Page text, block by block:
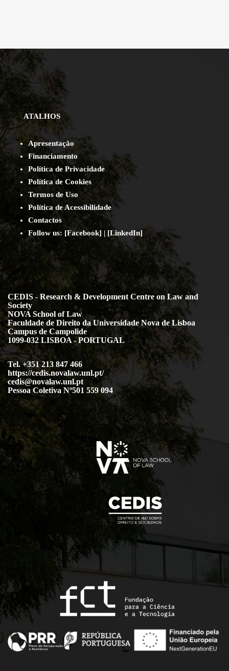
ATALHOS
Apresentação
Financiamento
Política de Privacidade
Política de Cookies
Termos de Uso
Política de Acessibilidade
Contactos
Follow us: [Facebook] | [LinkedIn]
CEDIS - Research & Development Centre on Law and
Society
NOVA School of Law
Faculdade de Direito da Universidade Nova de Lisboa
Campus de Campolide
1099-032 LISBOA - PORTUGAL
Tel. +351 213 847 466
https://cedis.novalaw.unl.pt/
cedis@novalaw.unl.pt
Pessoa Coletiva Nº501 559 094